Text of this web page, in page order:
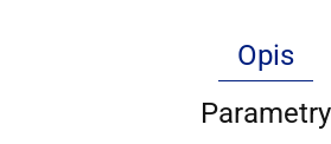
Opis
Parametry